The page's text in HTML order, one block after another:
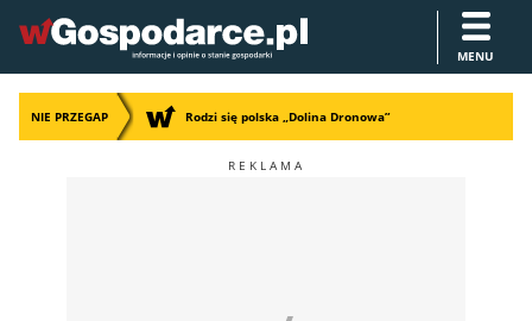
MENU
NIE PRZEGAP Rodzi się polska „Dolina Dronowa”